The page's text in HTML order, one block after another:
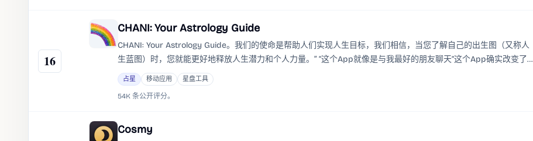
16
CHANI: Your Astrology Guide
CHANI: Your Astrology Guide。我们的使命是帮助人们实现人生目标，我们相信，当您了解自己的出生图（又称人
生蓝图）时，您就能更好地释放人生潜力和个人力量。” “这个App就像是与我最好的朋友聊天“这个App确实改变了生
活。
占星 移动应用 星盘工具
54K 条公开评分。
Cosmy